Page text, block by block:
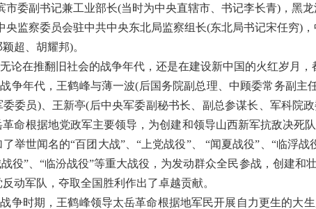
市委副书记兼工业部长(当时为中央直辖市、书记李长青)，黑
央监察委员会驻中共中央东北局监察组长(东北局书记宋任穷)
超、胡耀邦)。
论在推翻旧社会的战争年代，还是在建设新中国的火红岁月，
争年代，王鹤峰与薄一波(后国务院副总理、中顾委常务副主
委委员)、王新亭(后中央军委副秘书长、副总参谋长、军科院
命根据地党政军主要领导，为创建和领导山西新军抗敌决死
举世闻名的“百团大战”、“上党战役”、 “闻夏战役”、“临浮战
战役”、“临汾战役”等重大战役，为发动群众全民参战，创建和
动军队，夺取全国胜利作出了卓越贡献。
争时期，王鹤峰领导太岳革命根据地军民开展自力更生的大